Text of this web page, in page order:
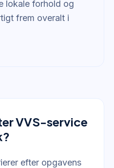
lokale forhold og
frem overalt i
VVS-service
efter opgavens